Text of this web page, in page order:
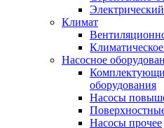
Климат
Насосное
оборудования
Насосы
Насосы прочее